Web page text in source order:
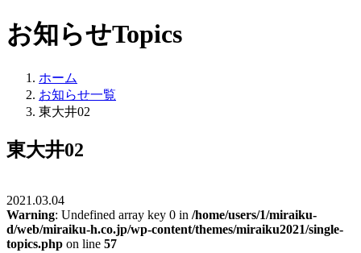
お知らせTopics
ホーム
お知らせ一覧
東大井02
東大井02
2021.03.04
Warning: Undefined array key 0 in /home/users/1/miraiku-
d/web/miraiku-h.co.jp/wp-content/themes/miraiku2021/single-
topics.php on line 57